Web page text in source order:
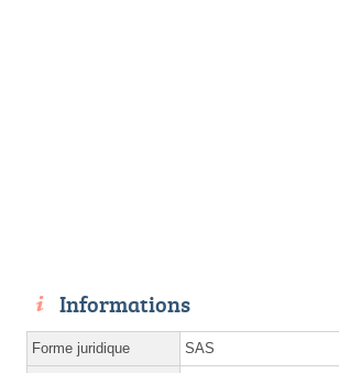
Informations
Forme juridique SAS